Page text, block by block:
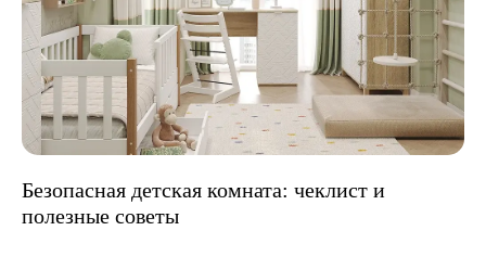
Безопасная детская комната: чеклист и
полезные советы